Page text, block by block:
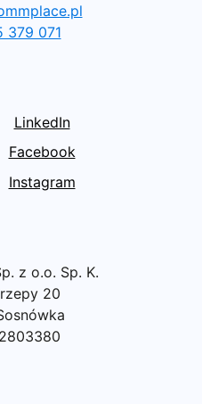
379 071
LinkedIn
Facebook
Instagram
z o.o. Sp. K.
20